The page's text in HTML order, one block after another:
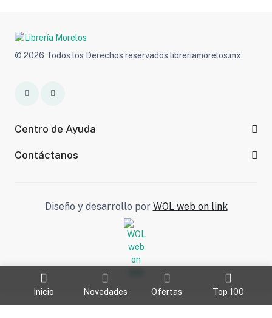
Inicio Novedades Ofertas Top 100
© 2026 Todos los Derechos reservados libreriamorelos.mx
Centro de Ayuda
Contáctanos
Diseño y desarrollo por WOL web on link